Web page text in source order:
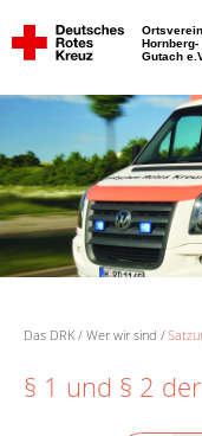
Ortsverein
Hornberg-
Gutach
Das DRK Wer wir sind
§ 1 und § 2